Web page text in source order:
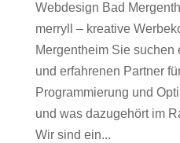
Webdesign Bad
merryll – kreative
Mergentheim Sie
und erfahrenen Partner
Programmierung und
und was dazugehört im
Wir sind ein...